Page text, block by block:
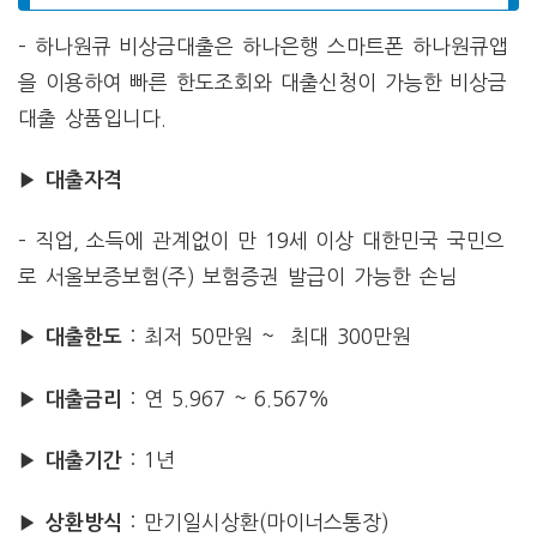
– 하나원큐 비상금대출은 하나은행 스마트폰 하나원큐앱
을 이용하여 빠른 한도조회와 대출신청이 가능한 비상금
대출 상품입니다.
▶ 대출자격
– 직업, 소득에 관계없이 만 19세 이상 대한민국 국민으
로 서울보증보험(주) 보험증권 발급이 가능한 손님
▶ 대출한도: 최저 50만원 ~ 최대 300만원
▶ 대출금리 : 연 5.967 ~ 6.567%
▶ 대출기간: 1년
▶ 상환방식 : 만기일시상환(마이너스통장)